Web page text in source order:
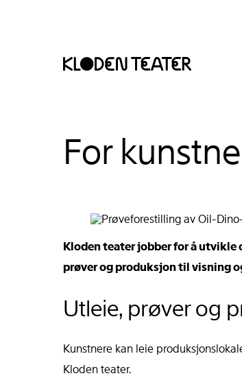
For
Kloden teater jobber for å utvikle
prøver og produksjon til visning
Utleie, prøver og
Kunstnere kan leie
Kloden teater.